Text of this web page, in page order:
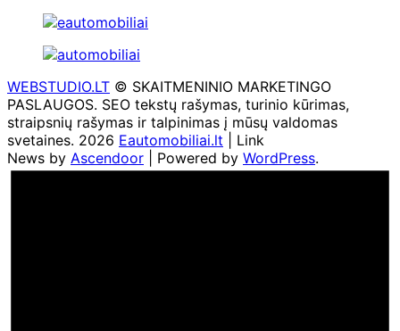
WEBSTUDIO.LT © SKAITMENINIO MARKETINGO
PASLAUGOS. SEO tekstų rašymas, turinio kūrimas,
straipsnių rašymas ir talpinimas į mūsų valdomas
svetaines. 2026 Eautomobiliai.lt | Link
News by Ascendoor | Powered by WordPress.